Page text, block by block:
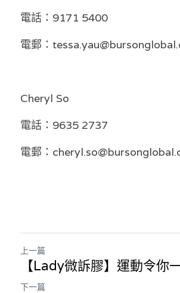
電話：9171 5400
電郵：
Cheryl So
電話：9635 2737
電郵：
上一篇
【Lady微訴膠】運動令你
下一篇